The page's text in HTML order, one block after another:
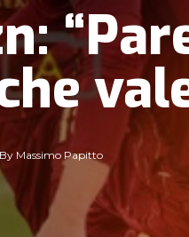
By Massimo Papitto